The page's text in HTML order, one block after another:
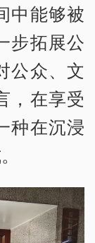
中能够被
步拓展公
公众、文
，在享受
种在沉浸